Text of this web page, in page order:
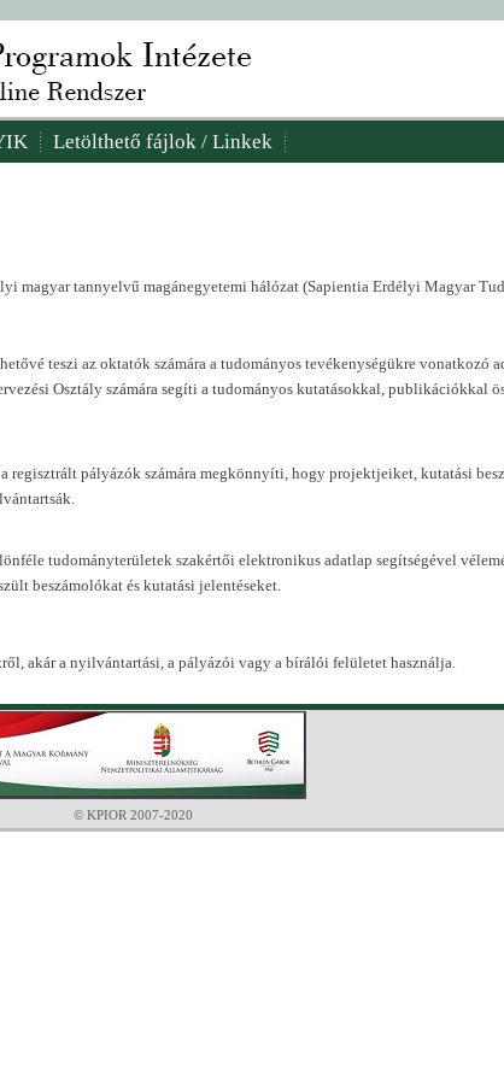
Letölthető fájlok / Linkek
magyar tannyelvű magánegyetemi hálózat (Sapientia Erdélyi Magyar
teszi az oktatók számára a tudományos tevékenységükre vonatkozó
Osztály számára segíti a tudományos kutatásokkal, publikációkkal
regisztrált pályázók számára megkönnyíti, hogy projektjeiket, kutatási
tudományterületek szakértői elektronikus adatlap segítségével
beszámolókat és kutatási jelentéseket.
akár a nyilvántartási, a pályázói vagy a bírálói felületet használja.
© KPIOR 2007-2020